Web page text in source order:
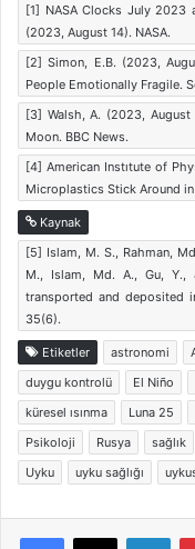
[1] NASA Clocks July 2023
(2023, August 14). NASA.
[2] Simon, E.B. (2023,
People Emotionally Fragile.
[3] Walsh, A. (2023,
Moon. BBC News.
[4] American Instıtute of
Microplastics Stick Around
Kaynak
[5] Islam, M. S., Rahman,
M., Islam, Md. A., Gu, Y.,
transported and deposited
35(6).
Etiketler astronomi
duygu kontrolü
El Niño
küresel ısınma
Luna 25
Psikoloji
Rusya sağlık
Uyku
uyku sağlığı
Facebook
X